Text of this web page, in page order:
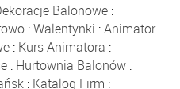
Balonowe :
:Walentynki :Animator
: Kurs Animatora :
: Hurtownia Balonów :
: Katalog Firm :